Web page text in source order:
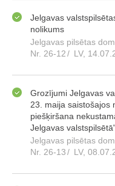
Jelgavas
nolikums
Jelgavas pilsētas
Nr. 26-12/ LV,
Grozījumi Jelgavas
23. maija saistošajos
piešķiršana
Jelgavas
Jelgavas pilsētas
Nr. 26-13/ LV,